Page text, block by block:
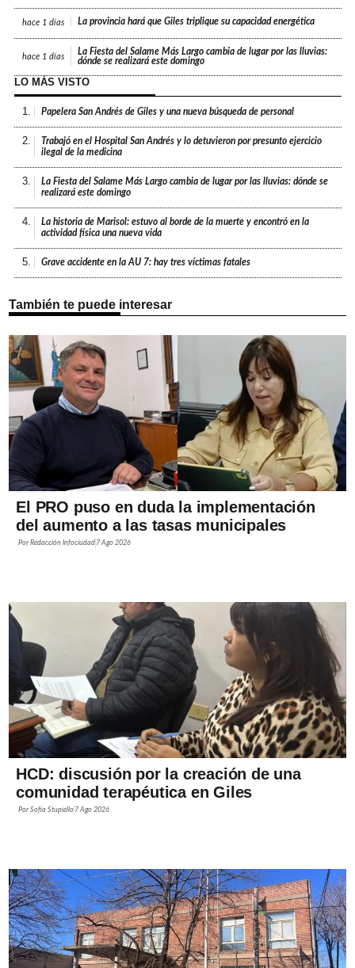
hace 1 días La provincia hará que Giles triplique su capacidad energética
hace 1 días
La Fiesta del Salame Más Largo cambia de lugar por las lluvias:
dónde se realizará este domingo
LO MÁS VISTO
1. Papelera San Andrés de Giles y una nueva búsqueda de personal
2.
Trabajó en el Hospital San Andrés y lo detuvieron por presunto ejercicio
ilegal de la medicina
3.
La Fiesta del Salame Más Largo cambia de lugar por las lluvias: dónde se
realizará este domingo
4.
La historia de Marisol: estuvo al borde de la muerte y encontró en la
actividad física una nueva vida
5. Grave accidente en la AU 7: hay tres víctimas fatales
También te puede interesar
El PRO puso en duda la implementación
del aumento a las tasas municipales
PorRedacción Infociudad 7 Ago 2026
HCD: discusión por la creación de una
comunidad terapéutica en Giles
PorSofía Stupiello 7 Ago 2026